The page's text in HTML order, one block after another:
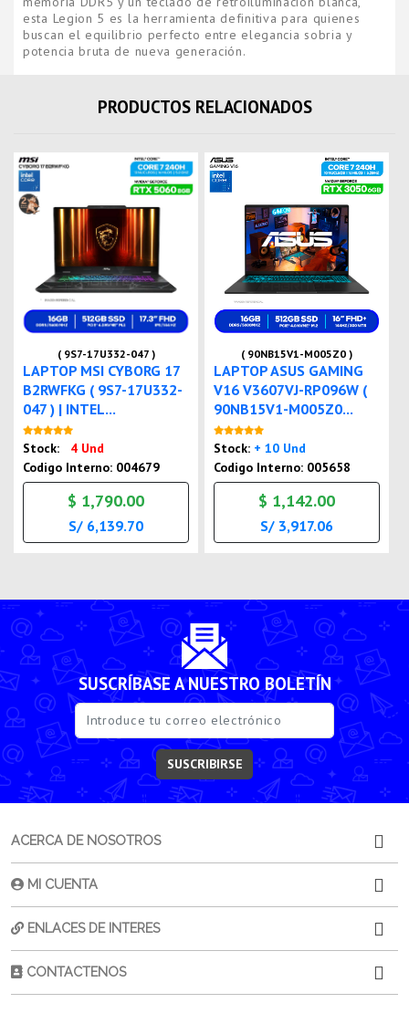
esta Legion 5 es la herramienta definitiva para quienes
buscan el equilibrio perfecto entre elegancia sobria y
potencia bruta de nueva generación.
PRODUCTOS RELACIONADOS
( 9S7-17U332-047 )
LAPTOP MSI CYBORG 17
B2RWFKG ( 9S7-17U332-
047 ) | INTEL...
Stock:
4 Und
Codigo Interno: 004679
$ 1,790.00
S/ 6,139.70
( 90NB15V1-M005Z0 )
LAPTOP ASUS GAMING
V16 V3607VJ-RP096W (
90NB15V1-M005Z0...
Stock: + 10 Und
Codigo Interno: 005658
$ 1,142.00
S/ 3,917.06
SUSCRÍBASE A NUESTRO BOLETÍN
SUSCRIBIRSE
ACERCA DE NOSOTROS
MI CUENTA
ENLACES DE INTERES
CONTACTENOS